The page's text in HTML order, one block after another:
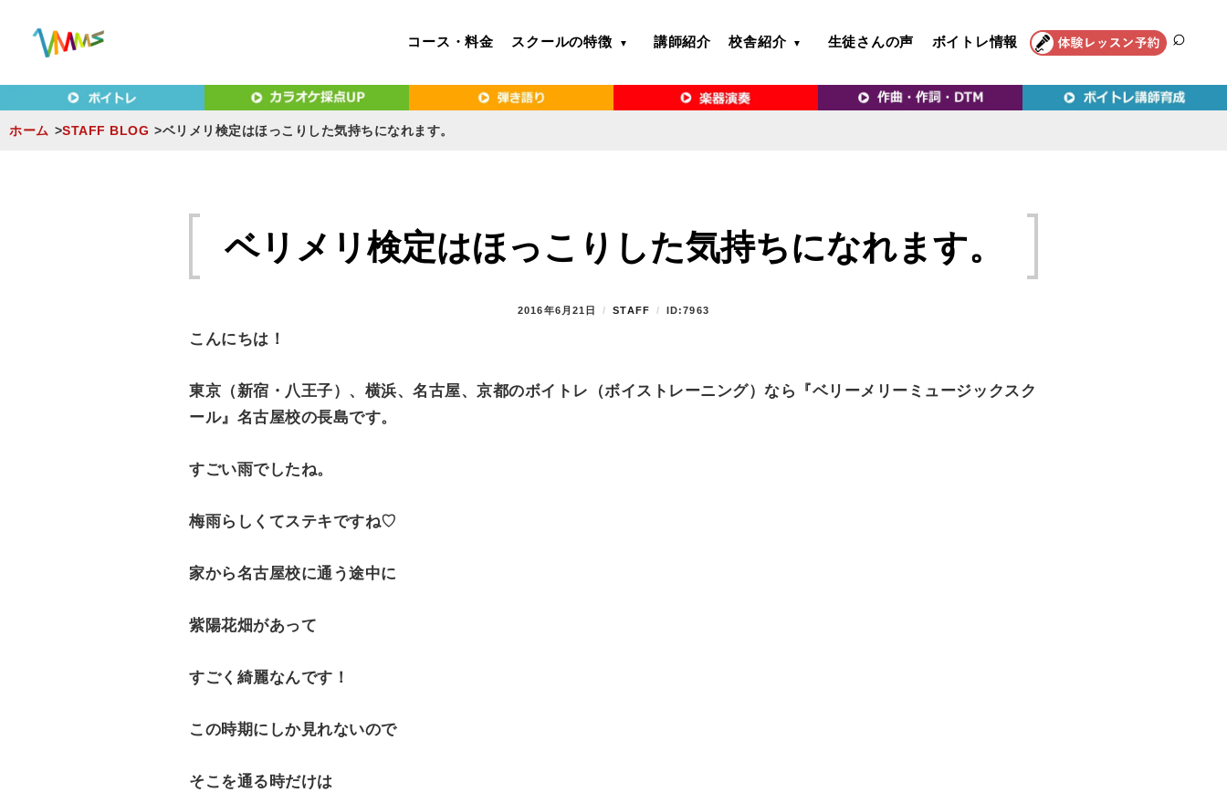
東京（新宿・八王子）・横浜・名古屋・京都で「本気」になれるボイトレ教室｜VERY MERRY
MUSIC SCHOOL（ベリーメリー）
東京（新宿・八王子）・横浜・名古屋・京都で「本気」になれるボイトレ教室｜VERY MERRY MUSIC SCHOOL（ベリーメリー）
コース・料金 スクールの特徴 講師紹介 校舎紹介 生徒さんの声 ボイトレ情報
ホーム STAFF BLOG ベリメリ検定はほっこりした気持ちになれます。
ベリメリ検定はほっこりした気持ちになれます。
P
D
2016年6月21日
B
STAFF ID:7963
こんにちは！
東京（新宿・八王子）、横浜、名古屋、京都のボイトレ（ボイストレーニング）なら『ベリーメリーミュージックスク
ール』名古屋校の長島です。
すごい雨でしたね。
梅雨らしくてステキですね♡
家から名古屋校に通う途中に
紫陽花畑があって
すごく綺麗なんです！
この時期にしか見れないので
そこを通る時だけは